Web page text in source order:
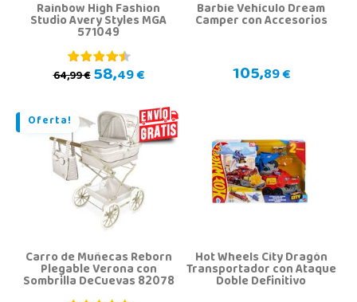
Rainbow High Fashion
Studio Avery Styles MGA
571049
64,99 €58,49 €
Barbie Vehículo Dream
Camper con Accesorios
105,89 €
Oferta!
Carro de Muñecas Reborn
Plegable Verona con
Sombrilla DeCuevas 82078
Hot Wheels City Dragón
Transportador con Ataque
Doble Definitivo